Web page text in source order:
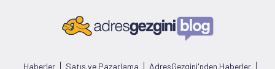
Haberler Satış ve Pazarlama
AdresGezgini'nden Haberler